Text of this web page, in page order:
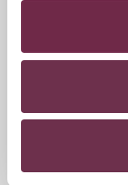
Durante i mesi
dotazione), o in